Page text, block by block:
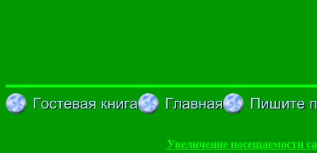
Увеличение посещаемости